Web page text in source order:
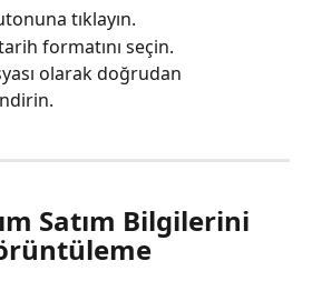
tıklayın.
formatını seçin.
olarak doğrudan
Satım Bilgilerini